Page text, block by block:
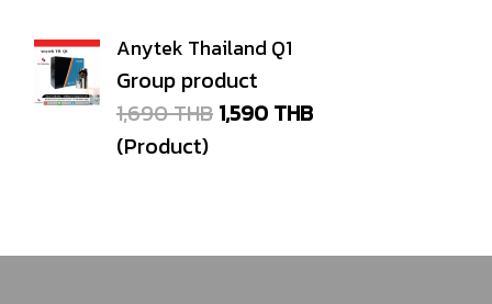
Anytek Thailand Q1
Group product
1,690 THB 1,590 THB
(Product)